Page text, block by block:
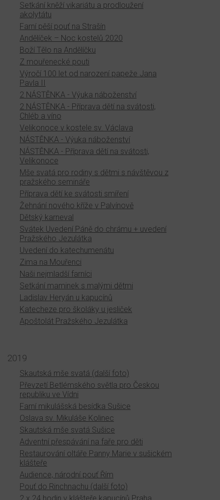
Setkání kněží vikariátu a prodloužení
akolytátu
Farní pěší pouť na Strašín
Andělíček – Noc kostelů 2020
Boží Tělo na Andělíčku
Z mouřenecké pouti
Výročí 100 let od narození papeže Jana
Pavla II
2 NÁSTĚNKA - Výuka náboženství
2 NÁSTĚNKA - Příprava dětí na svátosti,
Chléb a víno
Velikonoce v kostele sv. Václava
NÁSTĚNKA - Výuka náboženství
NÁSTĚNKA - Příprava dětí na svátosti,
Velikonoce
Mše svatá pro rodiny s dětmi s návštěvou z
pražského semináře
Příprava dětí ke svátosti smíření
Žehnání nového kříže v Palvínově
Dětský karneval
Svátek Uvedení Páně do chrámu + uvedení
Pražského Jezulátka
Uvedení do katechumenátu
Zima na Mouřenci
Naši nejmladší farníci
Setkání maminek s malými dětmi
Ladislav Heryán u kapucínů
Katecheze pro školáky u jesliček
Apoštolát Pražského Jezulátka
2019
Skautská mše svatá (další foto)
Převzetí Betlémského světla pro Českou
republiku ve Vídni
Farní mikulášská besídka Sušice
Oslava sv. Mikuláše Kolinec
Skautská mše svatá Sušice
Adventní přespávání na faře pro děti
Restaurování oltáře Panny Marie v sušickém
klášteře
Audience, národní pouť Řím
Pouť do Rinchnachu (další foto)